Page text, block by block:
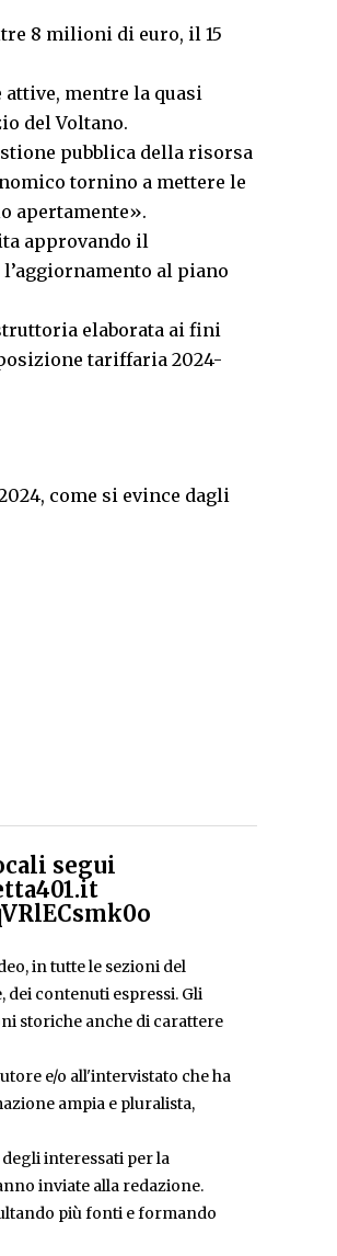
8 milioni di euro, il 15
mentre la quasi
del Voltano.
pubblica della risorsa
tornino a mettere le
apertamente».
approvando il
al piano
elaborata ai fini
tariffaria 2024-
come si evince dagli
segui
in tutte le sezioni del
contenuti espressi. Gli
storiche anche di carattere
e/o all'intervistato che ha
ampia e pluralista,
interessati per la
inviate alla redazione.
più fonti e formando